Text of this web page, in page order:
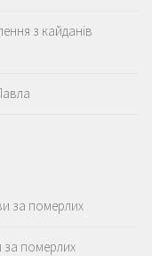
з кайданів
за померлих
за померлих